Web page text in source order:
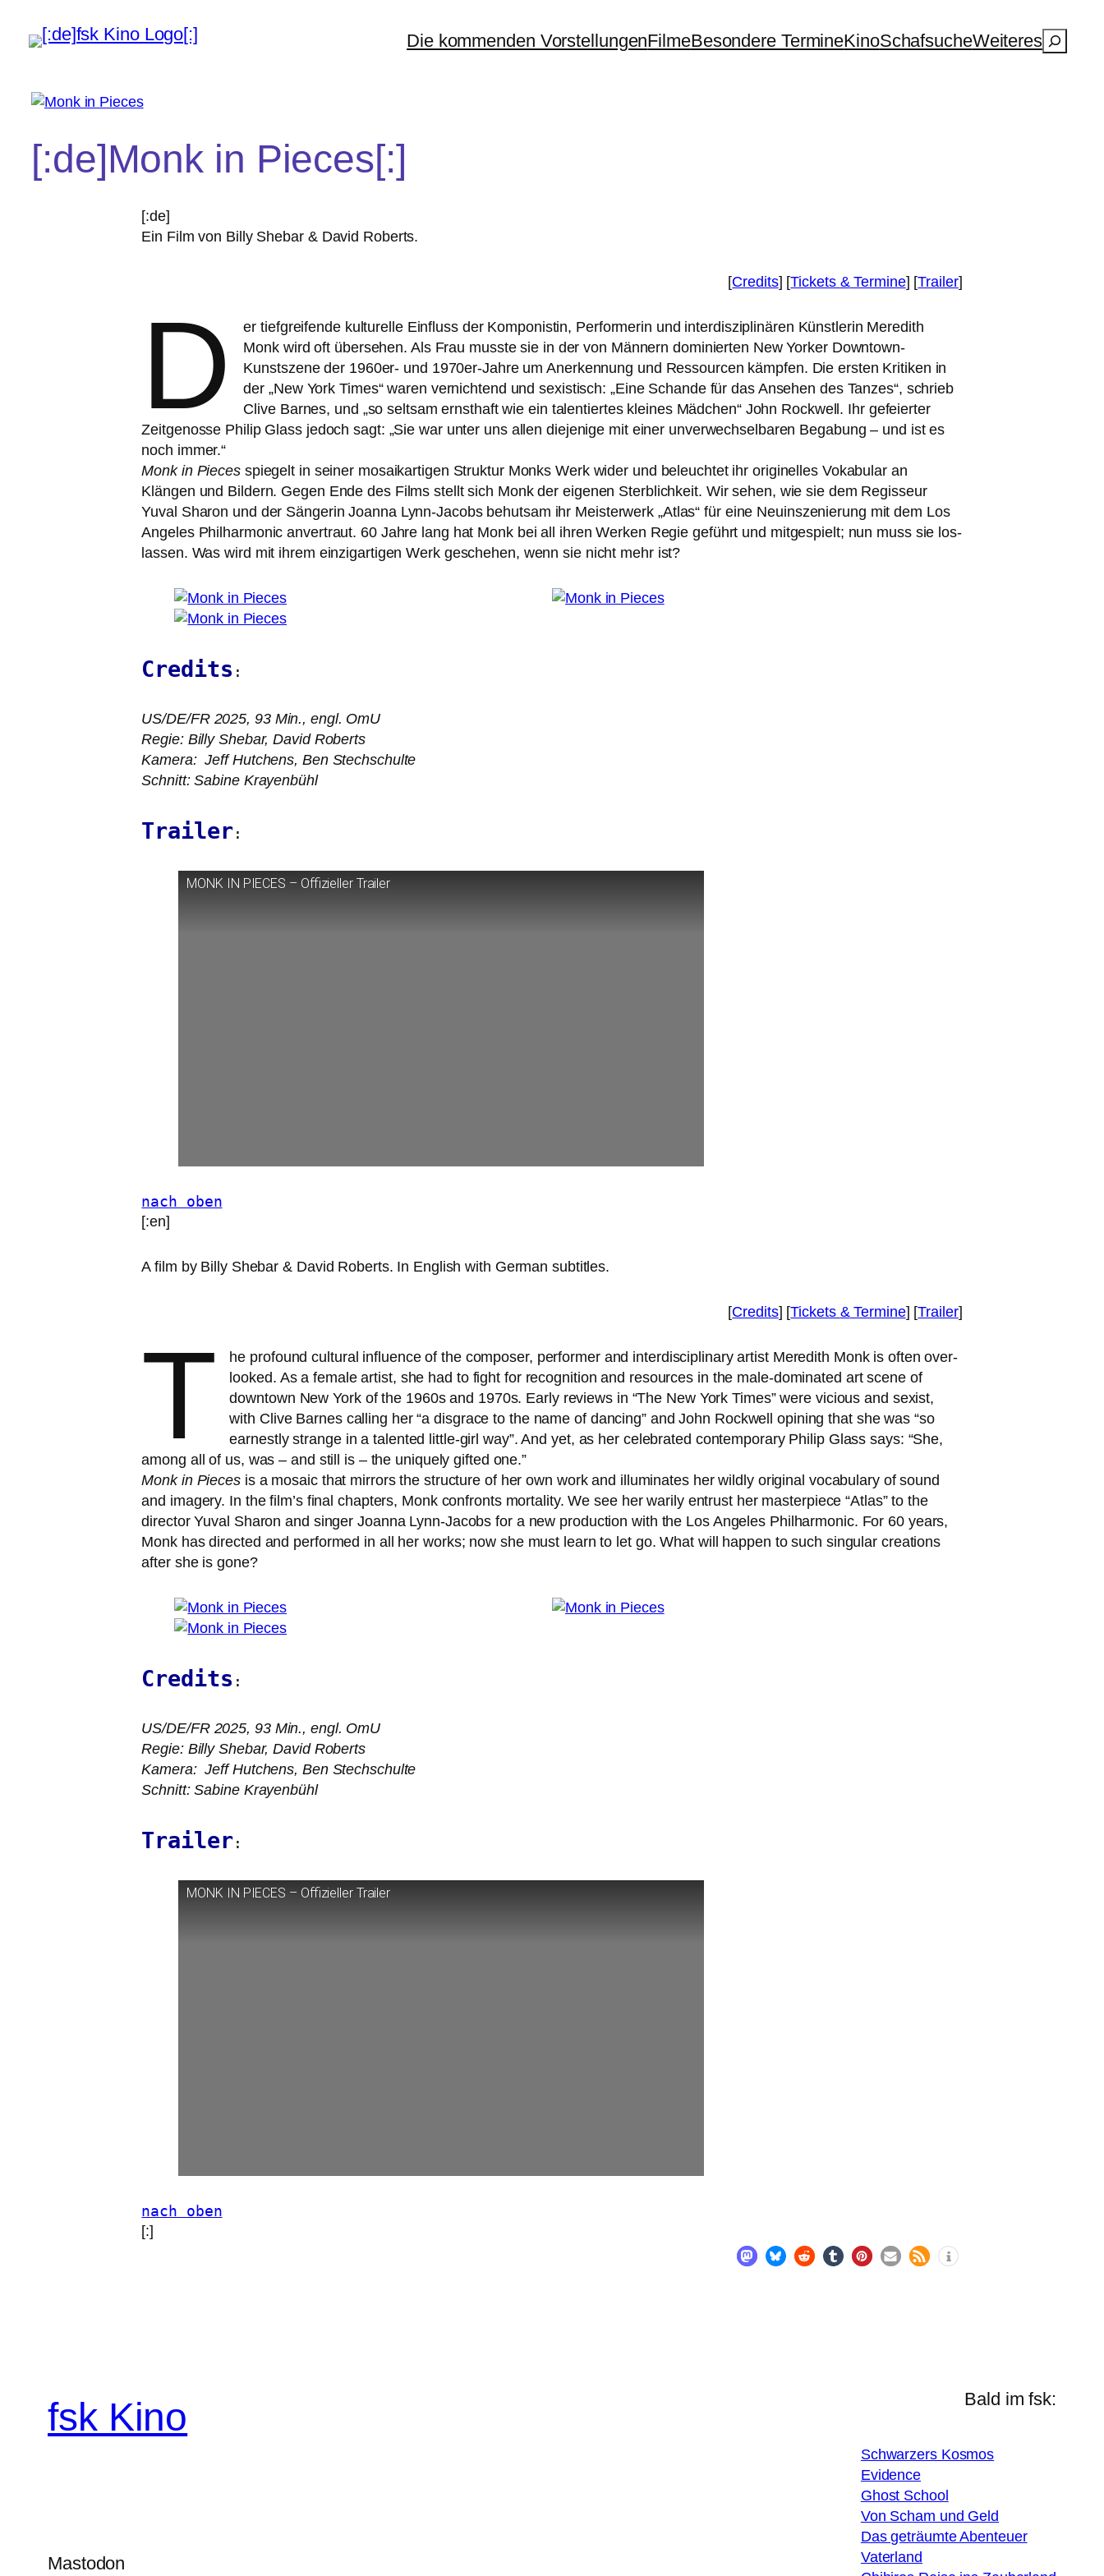
Die kommenden VorstellungenFilmeBesondere TermineKinoSchafsucheWeiteresSuchen
[:de]Monk in Pieces[:]
[:de]
Ein Film von Billy Shebar &David Roberts.
[Credits] [Tickets &Termine] [Trailer]
D
er tief­grei­fen­de kul­tu­rel­le Einfluss der Komponistin, Performerin und inter­dis­zi­pli­nä­ren Künstlerin Meredith
Monk wird oft über­se­hen. Als Frau muss­te sie in der von Männern domi­nier­ten New Yorker Downtown-
Kunstszene der 1960er- und 1970er-Jahre um Anerkennung und Ressourcen kämp­fen. Die ers­ten Kritiken in
der „New York Times“ waren ver­nich­tend und sexis­tisch: „Eine Schande für das Ansehen des Tanzes“, schrieb
Clive Barnes, und „so selt­sam ernst­haft wie ein talen­tier­tes klei­nes Mädchen“ John Rockwell. Ihr gefei­er­ter
Zeitgenosse Philip Glass jedoch sagt: „Sie war unter uns allen die­je­ni­ge mit einer unver­wech­sel­ba­ren Begabung – und ist es
noch immer.“
Monk in Pieces spie­gelt in sei­ner mosa­ik­ar­ti­gen Struktur Monks Werk wider und beleuch­tet ihr ori­gi­nel­les Vokabular an
Klängen und Bildern. Gegen Ende des Films stellt sich Monk der eige­nen Sterblichkeit. Wir sehen, wie sie dem Regisseur
Yuval Sharon und der Sängerin Joanna Lynn-Jacobs behut­sam ihr Meisterwerk „Atlas“ für eine Neuinszenierung mit dem Los
Angeles Philharmonic anver­traut. 60 Jahre lang hat Monk bei all ihren Werken Regie geführt und mit­ge­spielt; nun muss sie los­
las­sen. Was wird mit ihrem ein­zig­ar­ti­gen Werk gesche­hen, wenn sie nicht mehr ist?
Credits :
US/DE/FR2025, 93 Min., engl. OmU
Regie: Billy Shebar, David Roberts
Kamera: Jeff Hutchens, Ben Stechschulte
Schnitt: Sabine Krayenbühl
Trailer:
MONK IN PIECES – Offizieller Trailer
nach oben
[:en]
A film by Billy Shebar& David Roberts. In English with German subtitles.
[Credits] [Tickets &Termine] [Trailer]
T
he pro­found cul­tu­ral influence of the com­po­ser, per­for­mer and inter­di­sci­pli­na­ry artist Meredith Monk is often over­
loo­ked. As a fema­le artist, she had to fight for reco­gni­ti­on and resour­ces in the male-domi­na­ted art sce­ne of
down­town New York of the 1960s and 1970s. Early reviews in “The New York Times” were vicious and sexist,
with Clive Barnes cal­ling her “a dis­grace to the name of dancing” and John Rockwell opi­ning that she was “so
ear­nest­ly stran­ge in a talen­ted litt­le-girl way”. And yet, as her cele­bra­ted con­tem­po­ra­ry Philip Glass says: “She,
among all of us, was – and still is – the uni­que­ly gifted one.”
Monk in Pieces is a mosaic that mir­rors the struc­tu­re of her own work and illu­mi­na­tes her wild­ly ori­gi­nal voca­bu­la­ry of sound
and imagery. In the film’s final chap­ters, Monk con­fronts mor­ta­li­ty. We see her wari­ly ent­rust her mas­ter­pie­ce “Atlas” to the
direc­tor Yuval Sharon and sin­ger Joanna Lynn-Jacobs for a new pro­duc­tion with the Los Angeles Philharmonic. For 60 years,
Monk has direc­ted and per­for­med in all her works; now she must learn to let go. What will hap­pen to such sin­gu­lar crea­ti­ons
after she is gone?
Credits :
US/DE/FR2025, 93 Min., engl. OmU
Regie: Billy Shebar, David Roberts
Kamera: Jeff Hutchens, Ben Stechschulte
Schnitt: Sabine Krayenbühl
Trailer:
MONK IN PIECES – Offizieller Trailer
nach oben
[:]
fsk Kino
Mastodon
Bald im fsk:
Schwarzers Kosmos
Evidence
Ghost School
Von Scham und Geld
Das geträumte Abenteuer
Vaterland